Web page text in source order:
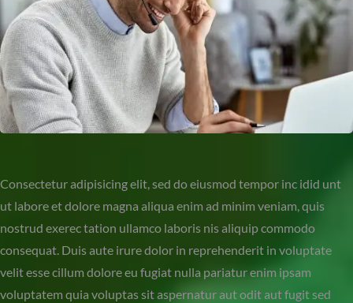
Consectetur adipisicing elit, sed do eiusmod tempor inc idid unt
ut labore et dolore magna aliqua enim ad minim veniam, quis
nostrud exerec tation ullamco laboris nis aliquip commodo
consequat. Duis aute irure dolor in reprehenderit in voluptate
velit esse cillum dolore eu fugiat nulla pariatur enim ipsam
voluptatem quia voluptas sit aspernatur aut odit aut fugit sed